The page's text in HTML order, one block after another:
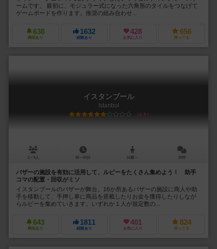
ームです。 最初に、モジュラー式になった六角形のタイルをつなげて
ゲームボードを作ります。推奨の組み合わせ...
638
興味あり
1632
経験あり
428
お気に入り
656
持ってる
イスタンブール
Istanbul
6.9
2～5人 40～60分 10歳～ 28件
バザーの施設を有効に活用して、ルビーをたくさん集めよう！ 助手
コマの配置・回収がミソ
イスタンブールのバザーが舞台。16か所あるバザーの施設に商人や助
手を移動して、手押し車に商品を搭載したりお金を獲得したりしなが
らルビーを集めていきます。いずれか１人が規定数の...
643
興味あり
1811
経験あり
401
お気に入り
824
持ってる